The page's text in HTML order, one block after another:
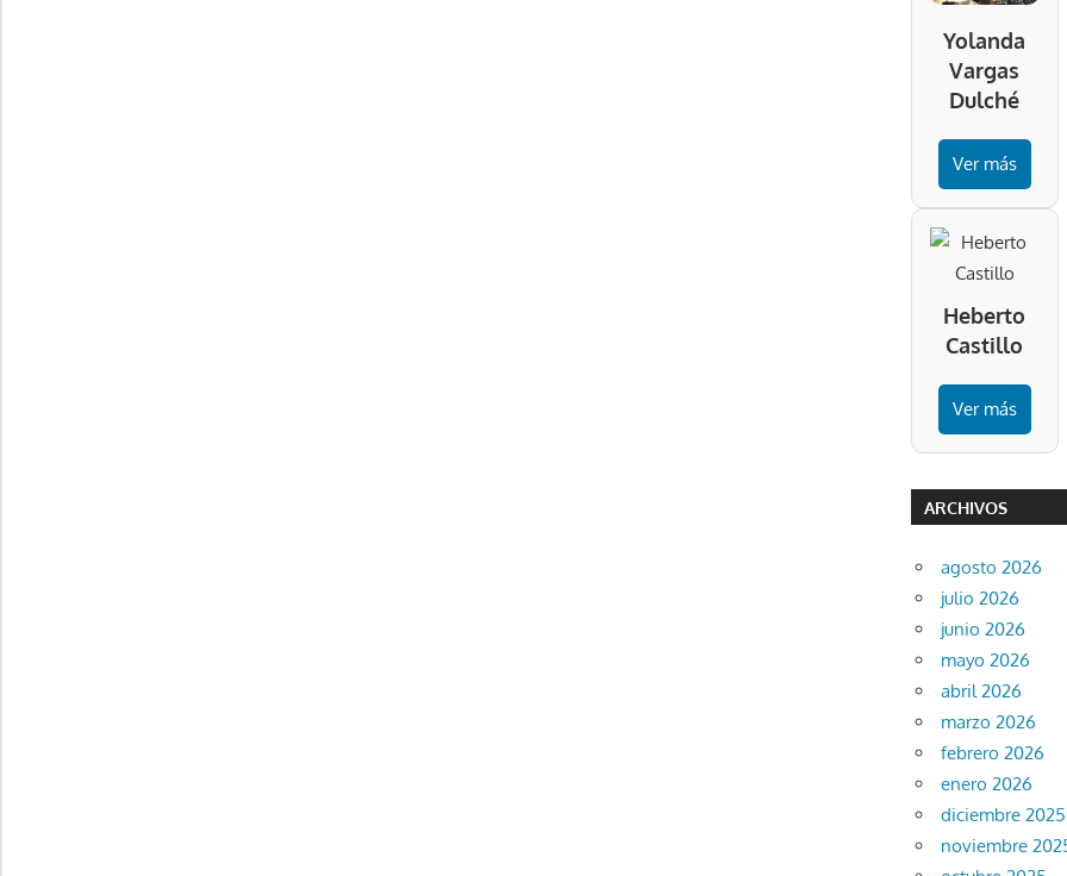
Yolanda
Vargas
Dulché
Ver más
Heberto
Castillo
Ver más
ARCHIVOS
agosto 2026
julio 2026
junio 2026
mayo 2026
abril 2026
marzo 2026
febrero 2026
enero 2026
diciembre 2025
noviembre